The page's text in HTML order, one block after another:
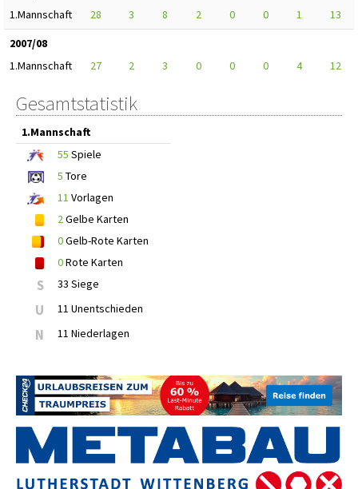
1.Mannschaft
28 3 8 2 0 0 1
13
2007/08
1.Mannschaft
27 2 3 0 0 0 4 12
Gesamtstatistik
1.Mannschaft
55 Spiele
5 Tore
11 Vorlagen
2Gelbe Karten
0Gelb-Rote Karten
0Rote Karten
S 33 Siege
U 11 Unentschieden
N 11 Niederlagen